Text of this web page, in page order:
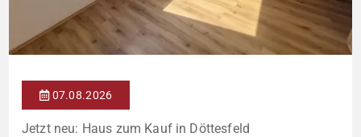
07.08.2026
Jetzt neu: Haus zum Kauf in Döttesfeld